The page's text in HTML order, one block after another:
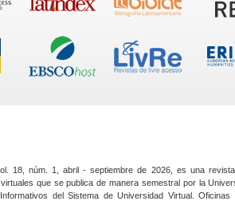
18, núm. 1, abril - septiembre de 2026, es una
que se publica de manera semestral por la
del Sistema de Universidad Virtual.